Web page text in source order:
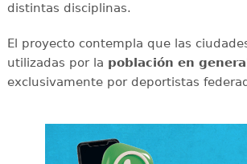
distintas disciplinas.
El proyecto contempla que las
utilizadas por la población en
exclusivamente por deportistas